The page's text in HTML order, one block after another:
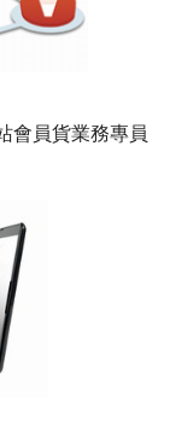
會員貨業務專員